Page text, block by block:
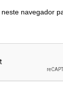
navegador